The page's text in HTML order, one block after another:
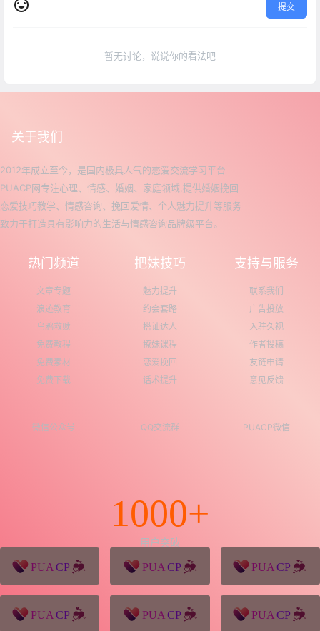
提交
暂无讨论，说说你的看法吧
关于我们
2012年成立至今，是国内极具人气的恋爱交流学习平台
PUACP网专注心理、情感、婚姻、家庭领域,提供婚姻挽回
恋爱技巧教学、情感咨询、挽回爱情、个人魅力提升等服务
致力于打造具有影响力的生活与情感咨询品牌级平台。
热门频道
文章专题
浪迹教育
乌鸦救赎
免费教程
免费素材
免费下载
把妹技巧
魅力提升
约会套路
搭讪达人
撩妹课程
恋爱挽回
话术提升
支持与服务
联系我们
广告投放
入驻久视
作者投稿
友链申请
意见反馈
微信公众号 QQ交流群 PUACP微信
1000+
用户突破
猪八戒源码 win10系统下载 独秀青年